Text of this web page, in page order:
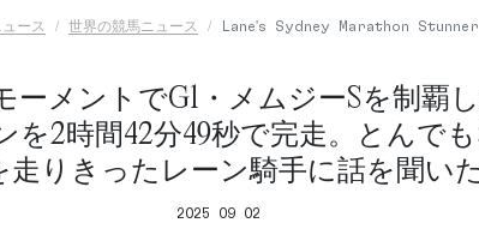
ース 世界の競馬ニュース Lane's Sydney Marathon Stunner
ーメントでG1・メムジーSを制覇
を2時間42分49秒で完走。とんで
走りきったレーン騎手に話を聞いた
2025 09 02